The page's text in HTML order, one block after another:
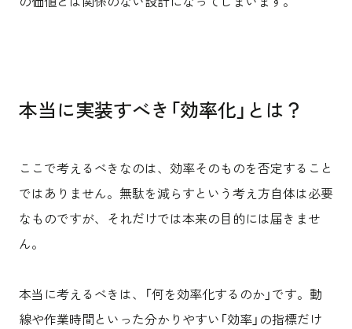
本当に実装すべき「効率化」とは？
ここで考えるべきなのは、効率そのものを否定すること
ではありません。無駄を減らすという考え方自体は必要
なものですが、それだけでは本来の目的には届きませ
ん。
本当に考えるべきは、「何を効率化するのか」です。動
線や作業時間といった分かりやすい「効率」の指標だけ